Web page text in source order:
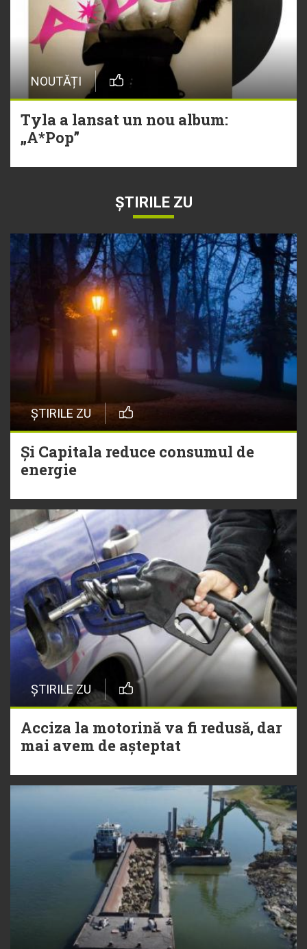
NOUTĂȚI
Tyla a lansat un nou album:
„A*Pop”
ȘTIRILE ZU
ȘTIRILE ZU
Și Capitala reduce consumul de
energie
ȘTIRILE ZU
Acciza la motorină va fi redusă, dar
mai avem de așteptat